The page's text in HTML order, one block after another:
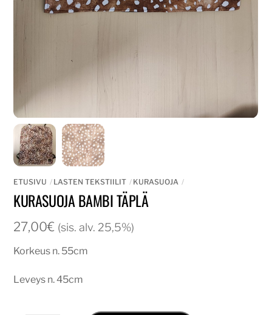
ETUSIVU LASTEN TEKSTIILIT KURASUOJA
KURASUOJA BAMBI TÄPLÄ
27,00€ (sis. alv. 25,5%)
Korkeus n. 55cm
Leveys n. 45cm